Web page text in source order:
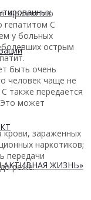
ЖИЗНЬ»
к развитию
гепатитом С
у больных
острым
быть очень
человек чаще не
также передается
Это может
крови, зараженных
наркотиков;
передачи
реже.